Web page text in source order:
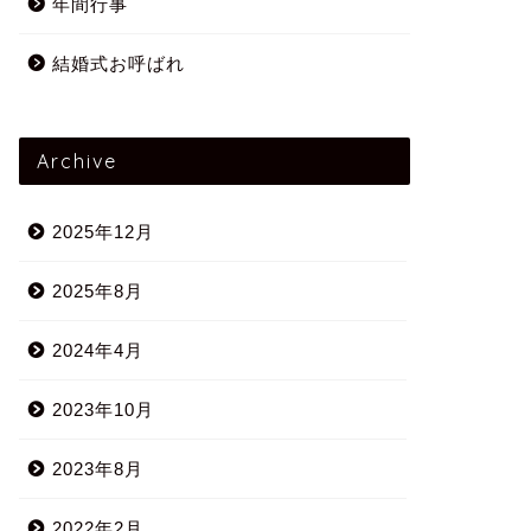
年間行事
結婚式お呼ばれ
Archive
2025年12月
2025年8月
2024年4月
2023年10月
2023年8月